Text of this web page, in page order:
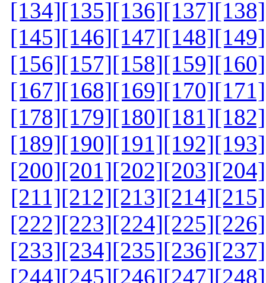
[134][135][136][137][138]
[145][146][147][148][149]
[156][157][158][159][160]
[167][168][169][170][171]
[178][179][180][181][182]
[189][190][191][192][193]
[200][201][202][203][204]
[211][212][213][214][215]
[222][223][224][225][226]
[233][234][235][236][237]
[244][245][246][247][248]